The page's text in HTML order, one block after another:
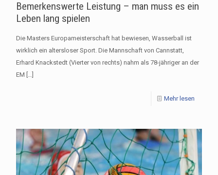
Bemerkenswerte Leistung – man muss es ein
Leben lang spielen
Die Masters Europameisterschaft hat bewiesen, Wasserball ist
wirklich ein altersloser Sport. Die Mannschaft von Cannstatt,
Erhard Knackstedt (Vierter von rechts) nahm als 78-jähriger an der
EM […]
Mehr lesen